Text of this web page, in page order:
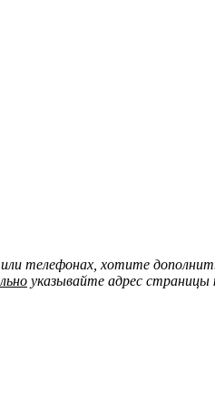
телефонах, хотите
указывайте адрес